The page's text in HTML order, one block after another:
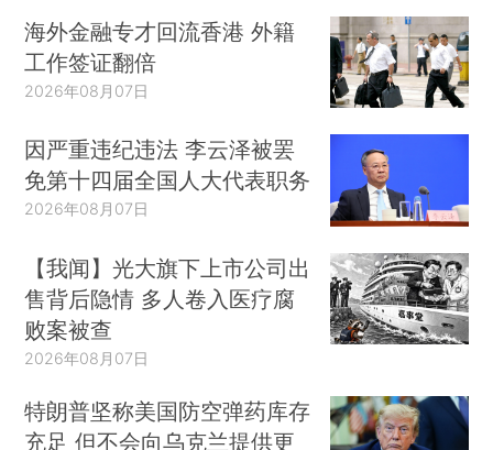
海外金融专才回流香港 外籍
工作签证翻倍
2026年08月07日
因严重违纪违法 李云泽被罢
免第十四届全国人大代表职务
2026年08月07日
【我闻】光大旗下上市公司出
售背后隐情 多人卷入医疗腐
败案被查
2026年08月07日
特朗普坚称美国防空弹药库存
充足 但不会向乌克兰提供更